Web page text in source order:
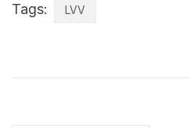
Tags: LVV